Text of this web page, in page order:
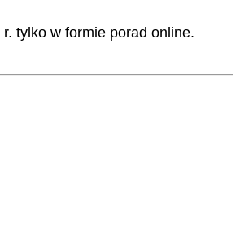
tylko w formie porad online.